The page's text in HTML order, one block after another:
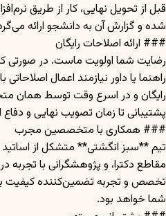
قبل از تحویل نهایی، کار از طریق
شده و گزارش آن به دانشجو ارائه
### ارائه اصلاحات رایگان
رضایت شما اولویت ماست. در صورتی
راهنما یا داور نیازمند اعمال
رایگان و در اسرع وقت توسط همان
پشتیبانی تا زمان تصویب نهایی و دفاع
### همکاری با متخصصین مجرب
تیم **سبز انگشتی** متشکل از اساتید
مقاطع دکترا، و پژوهشگرانی با
تخصص و تجربه تضمین‌کننده کیفیت
شما خواهد بود.